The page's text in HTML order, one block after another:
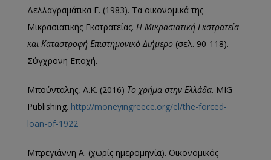
Δελλαγραμάτικα Γ. (1983). Τα οικονομικά της
Μικρασιατικής Εκστρατείας. Η Μικρασιατική Εκστρατεία
και Καταστροφή Επιστημονικό Διήμερο (σελ. 90-118).
Σύγχρονη Εποχή.
Μπούνταλης, Α.Κ. (2016) Το χρήμα στην Ελλάδα. MIG
Publishing. http://moneyingreece.org/el/the-forced-
loan-of-1922
Μπρεγιάννη Α. (χωρίς ημερομηνία). Οικονομικός